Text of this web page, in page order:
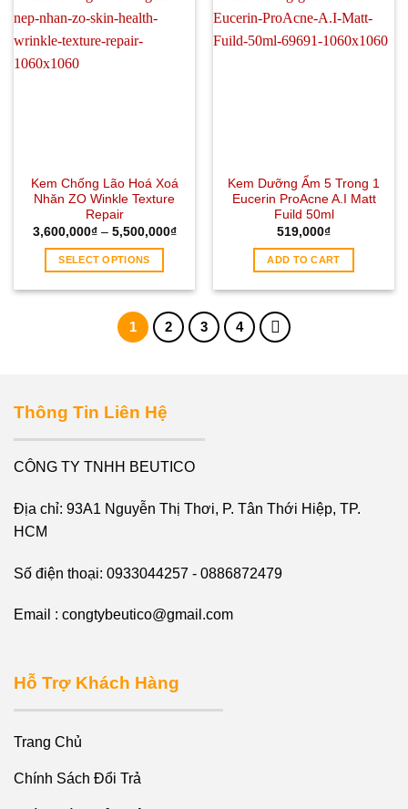
Kem Chống Lão Hoá Xoá
Nhăn ZO Winkle Texture
Repair
3,600,000₫– 5,500,000₫
SELECT OPTIONS
Kem Dưỡng Ẩm 5 Trong 1
Eucerin ProAcne A.I Matt
Fuild 50ml
519,000₫
ADD TO CART
1 2 3 4
Thông Tin Liên Hệ
CÔNG TY TNHH BEUTICO
Địa chỉ: 93A1 Nguyễn Thị Thơi, P. Tân Thới Hiệp, TP.
HCM
Số điện thoại: 0933044257 - 0886872479
Email : congtybeutico@gmail.com
Hỗ Trợ Khách Hàng
Trang Chủ
Chính Sách Đổi Trả